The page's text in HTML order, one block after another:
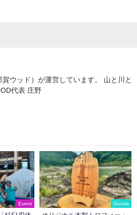
ウッド）が運営しています。 山と川と
代表 庄野
Event Goods